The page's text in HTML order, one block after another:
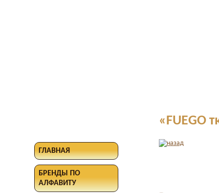
ГЛАВНАЯ
БРЕНДЫ ПО
АЛФАВИТУ
«FUEGO